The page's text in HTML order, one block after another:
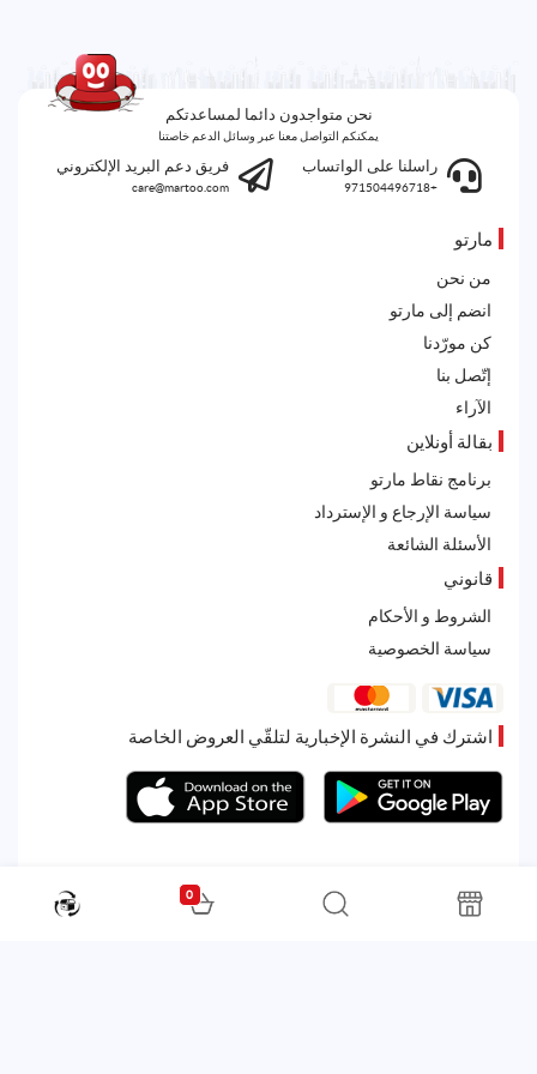
نحن متواجدون دائما لمساعدتكم
يمكنكم التواصل معنا عبر وسائل الدعم خاصتنا
راسلنا على الواتساب
+971504496718
فريق دعم البريد الإلكتروني
care@martoo.com
مارتو
من نحن
انضم إلى مارتو
كن مورّدنا
إتّصل بنا
الآراء
بقالة أونلاين
برنامج نقاط مارتو
سياسة الإرجاع و الإسترداد
الأسئلة الشائعة
قانوني
الشروط و الأحكام
سياسة الخصوصية
اشترك في النشرة الإخبارية لتلقّي العروض الخاصة
All rights reserved. Powered by Martoo © 2026
0